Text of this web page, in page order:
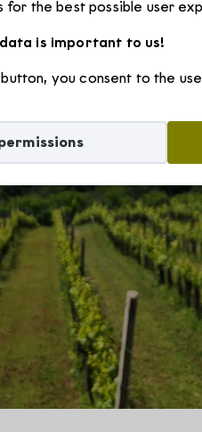
for the best possible user
is important to us!
you consent to the